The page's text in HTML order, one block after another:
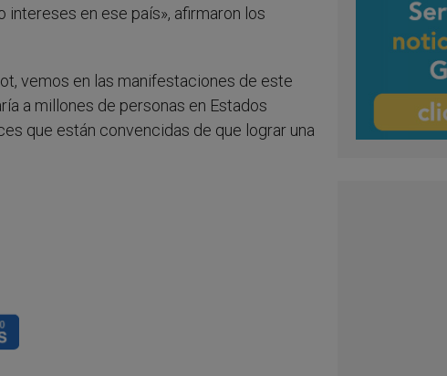
intereses en ese país», afirmaron los
vemos en las manifestaciones de este
a millones de personas en Estados
que están convencidas de que lograr una